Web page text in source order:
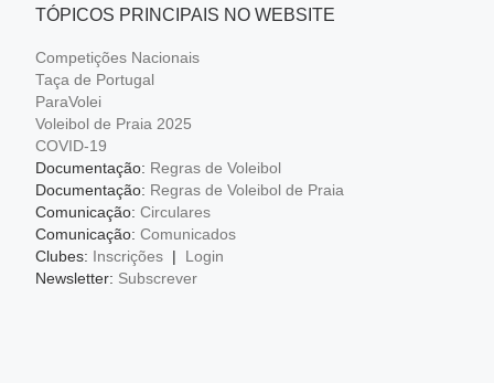
TÓPICOS PRINCIPAIS NO WEBSITE
Competições Nacionais
Taça de Portugal
ParaVolei
Voleibol de Praia 2025
COVID-19
Documentação: Regras de Voleibol
Documentação: Regras de Voleibol de Praia
Comunicação: Circulares
Comunicação: Comunicados
Clubes: Inscrições|
Login
Newsletter: Subscrever